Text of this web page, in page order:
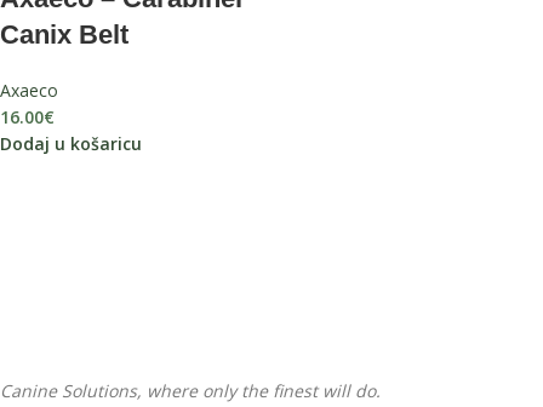
Canix Belt
Axaeco
16.00€
Dodaj u košaricu
Canine Solutions, where only the finest will do.